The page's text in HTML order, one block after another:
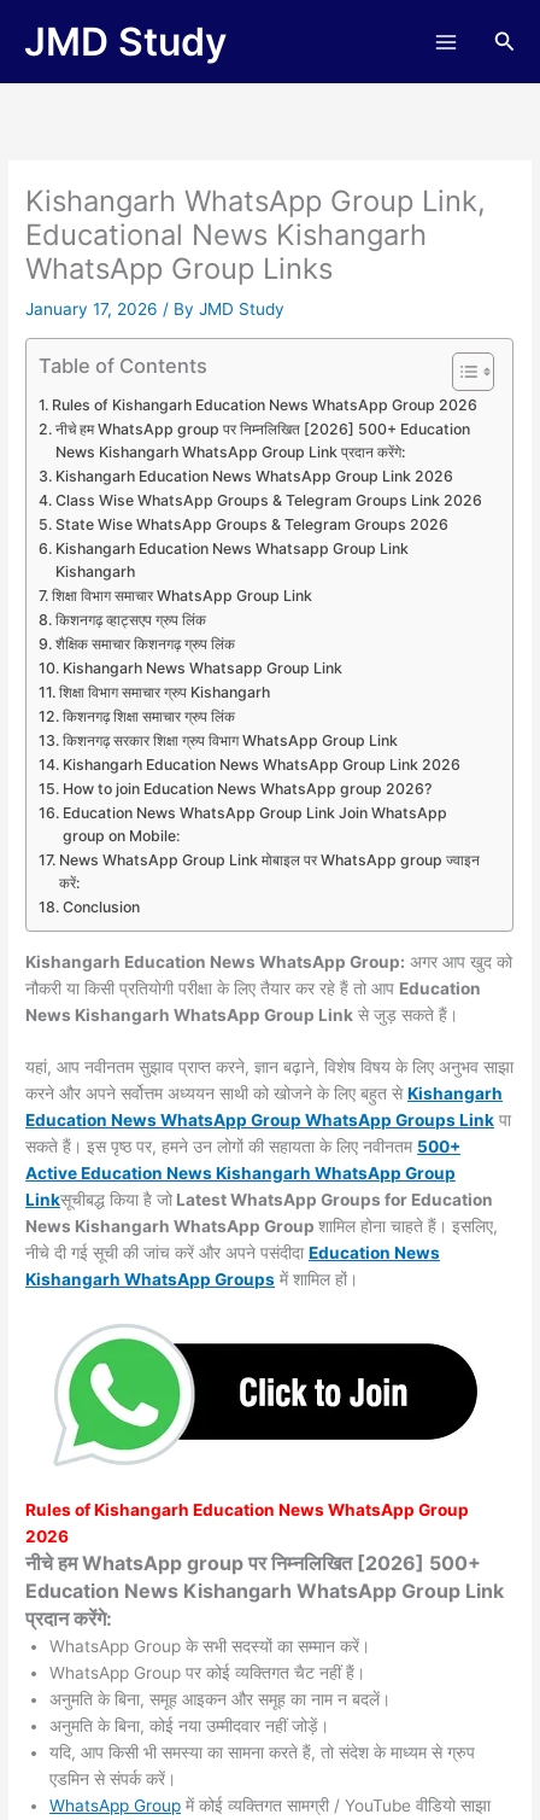
JMD Study
Kishangarh WhatsApp Group Link,
Educational News Kishangarh
WhatsApp Group Links
January 17, 2026/ ByJMD Study
Table of Contents
Rules of Kishangarh Education News WhatsApp Group 2026
नीचे हम WhatsApp group पर निम्नलिखित [2026] 500+ Education
News Kishangarh WhatsApp Group Link प्रदान करेंगे:
Kishangarh Education News WhatsApp Group Link 2026
Class Wise WhatsApp Groups & Telegram Groups Link 2026
State Wise WhatsApp Groups & Telegram Groups 2026
Kishangarh Education News Whatsapp Group Link
Kishangarh
शिक्षा विभाग समाचार WhatsApp Group Link
किशनगढ़ व्हाट्सएप ग्रुप लिंक
शैक्षिक समाचार किशनगढ़ ग्रुप लिंक
Kishangarh News Whatsapp Group Link
शिक्षा विभाग समाचार ग्रुप Kishangarh
किशनगढ़ शिक्षा समाचार ग्रुप लिंक
किशनगढ़ सरकार शिक्षा ग्रुप विभाग WhatsApp Group Link
Kishangarh Education News WhatsApp Group Link 2026
How to join Education News WhatsApp group 2026?
Education News WhatsApp Group Link Join WhatsApp
group on Mobile:
News WhatsApp Group Link मोबाइल पर WhatsApp group ज्वाइन
करें:
Conclusion
Kishangarh Education News WhatsApp Group: अगर आप खुद को
नौकरी या किसी प्रतियोगी परीक्षा के लिए तैयार कर रहे हैं तो आप Education
News Kishangarh WhatsApp Group Link से जुड़ सकते हैं।
यहां, आप नवीनतम सुझाव प्राप्त करने, ज्ञान बढ़ाने, विशेष विषय के लिए अनुभव साझा
करने और अपने सर्वोत्तम अध्ययन साथी को खोजने के लिए बहुत सेKishangarh
Education News WhatsApp Group WhatsApp GroupsLink पा
सकते हैं। इस पृष्ठ पर, हमने उन लोगों की सहायता के लिए नवीनतम 500+
Active Education News Kishangarh WhatsApp Group
Linkसूचीबद्ध किया है जो Latest WhatsApp Groups for Education
News Kishangarh WhatsApp Groupशामिल होना चाहते हैं। इसलिए,
नीचे दी गई सूची की जांच करें और अपने पसंदीदाEducation News
Kishangarh WhatsAppGroups में शामिल हों।
Rules ofKishangarhEducation News WhatsApp Group
2026
नीचे हम WhatsApp group पर निम्नलिखित [2026] 500+
Education News Kishangarh WhatsApp Group Link
प्रदान करेंगे:
WhatsApp Group के सभी सदस्यों का सम्मान करें।
WhatsApp Group पर कोई व्यक्तिगत चैट नहीं हैं।
अनुमति के बिना, समूह आइकन और समूह का नाम न बदलें।
अनुमति के बिना, कोई नया उम्मीदवार नहीं जोड़ें।
यदि, आप किसी भी समस्या का सामना करते हैं, तो संदेश के माध्यम से ग्रुप
एडमिन से संपर्क करें।
WhatsApp Group में कोई व्यक्तिगत सामग्री / YouTube वीडियो साझा